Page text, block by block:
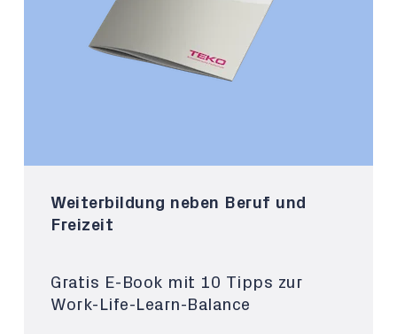
Weiterbildung neben Beruf und
Freizeit
Gratis E-Book mit 10 Tipps zur
Work-Life-Learn-Balance